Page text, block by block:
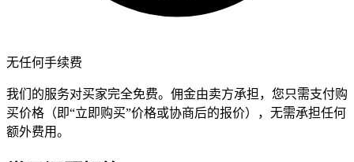
无任何手续费
我们的服务对买家完全免费。佣金由卖方承担，您只需支付购
买价格（即“立即购买”价格或协商后的报价），无需承担任何
额外费用。